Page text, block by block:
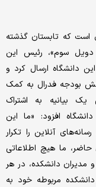
است که تابستان گذشته
دویل سوم»، رئیس این
دانشگاه ارسال کرد و
بودجه فدرال به کمک
یک بیانیه به اشتراک
افزود: «ما این
آنلاین را تکرار
ما هیچ اطلاعاتی
مدیران دانشکده، در هر
مربوطه خود به